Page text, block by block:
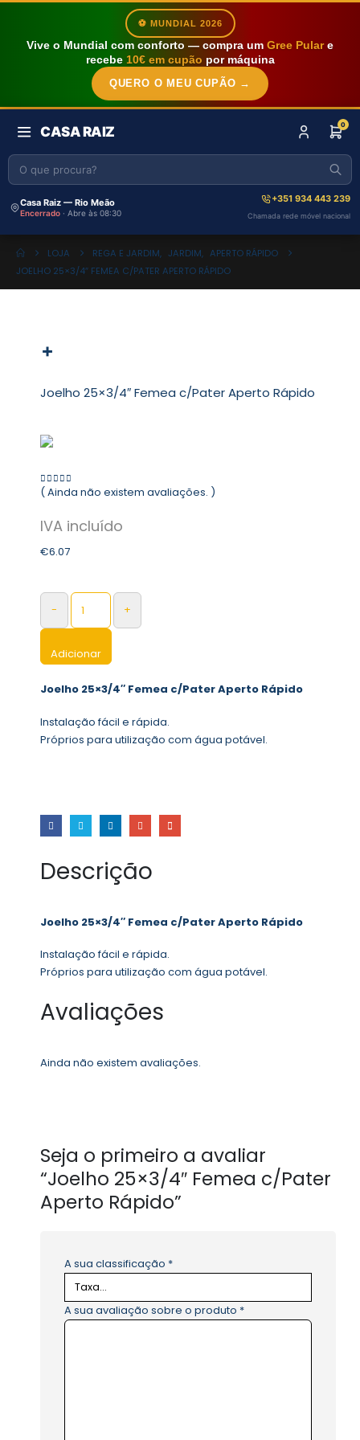
⚽ MUNDIAL 2026
Vive o Mundial com conforto — compra um Gree Pulare
recebe 10€ em cupão por máquina
QUERO O MEU CUPÃO →
CASA RAIZ 0
Casa Raiz — Rio Meão
Encerrado · Abre às 08:30
+351 934 443 239
Chamada rede móvel nacional
LOJA REGA E JARDIM, JARDIM, APERTO RÁPIDO
JOELHO 25×3/4″ FEMEA C/PATER APERTO RÁPIDO
Joelho 25×3/4″ Femea c/Pater Aperto Rápido
0 out of 5
( Ainda não existem avaliações. )
€6.07
- +
Adicionar
Joelho 25×3/4″ Femea c/Pater Aperto Rápido
Instalação fácil e rápida.
Próprios para utilização com água potável.
Descrição
Joelho 25×3/4″ Femea c/Pater Aperto Rápido
Instalação fácil e rápida.
Próprios para utilização com água potável.
Avaliações
Ainda não existem avaliações.
Seja o primeiro a avaliar
“Joelho 25×3/4″ Femea c/Pater
Aperto Rápido”
A sua classificação *
A sua avaliação sobre o produto *